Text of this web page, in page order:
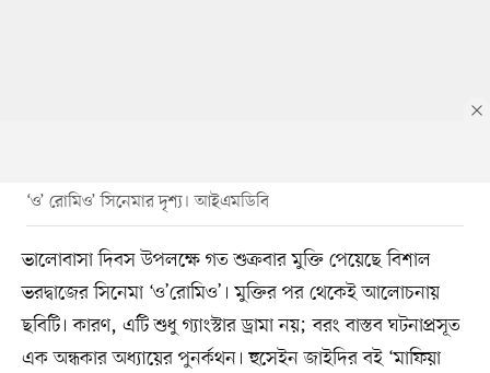
‘ও’ রোমিও’ সিনেমার দৃশ্য। আইএমডিবি
ভালোবাসা দিবস উপলক্ষে গত শুক্রবার মুক্তি পেয়েছে বিশাল
ভরদ্বাজের সিনেমা ‘ও’রোমিও’। মুক্তির পর থেকেই আলোচনায়
ছবিটি। কারণ, এটি শুধু গ্যাংস্টার ড্রামা নয়; বরং বাস্তব ঘটনাপ্রসূত
এক অন্ধকার অধ্যায়ের পুনর্কথন। হুসেইন জাইদির বই ‘মাফিয়া